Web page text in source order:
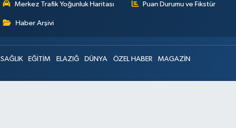
Merkez Trafik Yoğunluk Haritası Puan Durumu ve Fikstür
Haber Arşivi
SAĞLIK EĞİTİM ELAZIĞ DÜNYA ÖZEL HABER MAGAZİN